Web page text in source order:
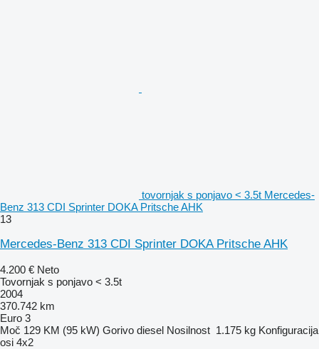
tovornjak s ponjavo < 3.5t Mercedes-
Benz 313 CDI Sprinter DOKA Pritsche AHK
13
Mercedes-Benz 313 CDI Sprinter DOKA Pritsche AHK
4.200 € Neto
Tovornjak s ponjavo < 3.5t
2004
370.742 km
Euro 3
Moč 129 KM (95 kW) Gorivo diesel Nosilnost 1.175 kg Konfiguracija
osi 4x2